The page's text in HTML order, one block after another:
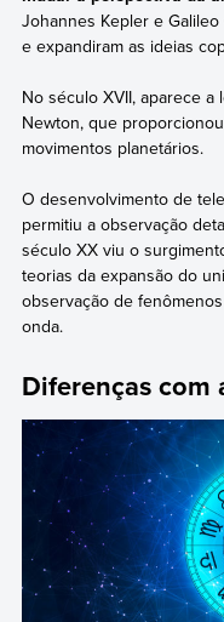
Johannes Kepler e
e expandiram as ideias
No século XVII, aparece
Newton, que
movimentos planetários.
O desenvolvimento de
permitiu a observação
século XX viu o
teorias da expansão do
observação de
onda.
Diferenças com